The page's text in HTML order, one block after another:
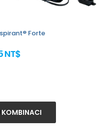
Forte
NT$